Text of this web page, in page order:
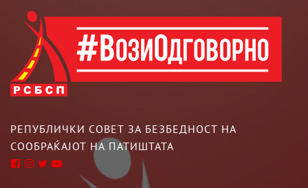
РЕПУБЛИЧКИ СОВЕТ ЗА БЕЗБЕДНОСТ НА
СООБРАЌАЈОТ НА ПАТИШТАТА